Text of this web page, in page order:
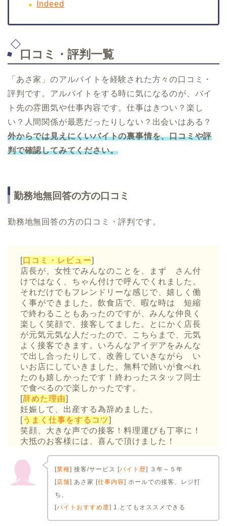
Indeed
口コミ・評判一覧
「あさ家」のアルバイトを経験された方々の口コミ・
評判です。アルバイトをする時に気になるのが、バイ
ト先の雰囲気や仕事内容です。仕事はきつい？楽し
い？人間関係が最悪だったりしない？出会いはある？
外からでは見えにくいバイトの裏事情を、口コミや評
判で確認してみてください。
勤務地無回答の方の口コミ
勤務地無回答の方の口コミ・評判です。
[口コミ・レビュー]
店長が、女性でみんなのことを、まず さん付
けではなく、ちゃん付けで呼んでくれました。
それだけでもフレンドリーな感じで、嬉しく働
く事ができました。飲食店で、暇な時は 短縮
で終わることもあったのですが、みんな仲良く
楽しく笑顔で、接客してました。とにかく店長
が元気元気な人だったので、こちらまで、元気
よく接客できます。いろんなアイデアをみんな
で出し合ったりして、改善していきながら い
いお店にしていきました。無料で賄いが食べれ
たのも嬉しかったです！終わったスタッフ同士
で食べるので楽しかったです。
[辞めた理由]
妊娠して、出産する為辞めました。
[うまく仕事をするコツ]
笑顔、大きな声での接客！料理運びも丁寧に！
大抵のお客様には、喜んで頂けました！
[業種] 接客/サービス [バイト歴] ３年～５年
[店舗] あさ家 [仕事内容] ホールでの接客、レジ打
ち、
[バイトおすすめ度] 1.とてもオススメできる